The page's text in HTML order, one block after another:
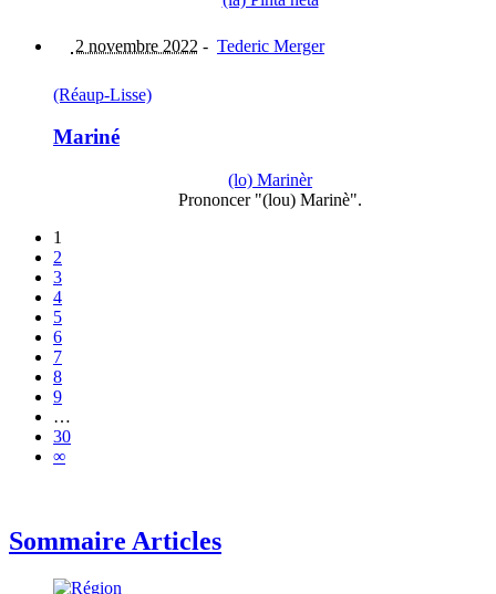
2 novembre 2022 - Tederic Merger
(Réaup-Lisse)
Mariné
(lo) Marinèr
Prononcer "(lou) Marinè".
1
2
3
4
5
6
7
8
9
…
30
∞
Sommaire Articles